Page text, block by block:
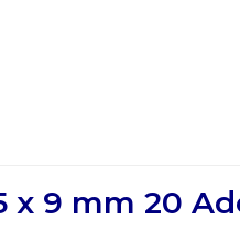
x 9 mm 20